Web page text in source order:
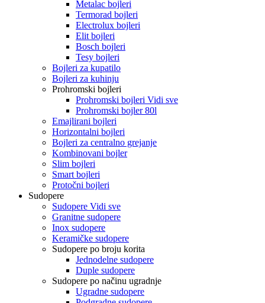
Metalac bojleri
Termorad bojleri
Electrolux bojleri
Elit bojleri
Bosch bojleri
Tesy bojleri
Bojleri za kupatilo
Bojleri za kuhinju
Prohromski bojleri
Prohromski bojleri Vidi sve
Prohromski bojler 80l
Emajlirani bojleri
Horizontalni bojleri
Bojleri za centralno grejanje
Kombinovani bojler
Slim bojleri
Smart bojleri
Protočni bojleri
Sudopere
Sudopere Vidi sve
Granitne sudopere
Inox sudopere
Keramičke sudopere
Sudopere po broju korita
Jednodelne sudopere
Duple sudopere
Sudopere po načinu ugradnje
Ugradne sudopere